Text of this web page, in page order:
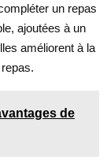
un repas
ajoutées à un
améliorent à la
de